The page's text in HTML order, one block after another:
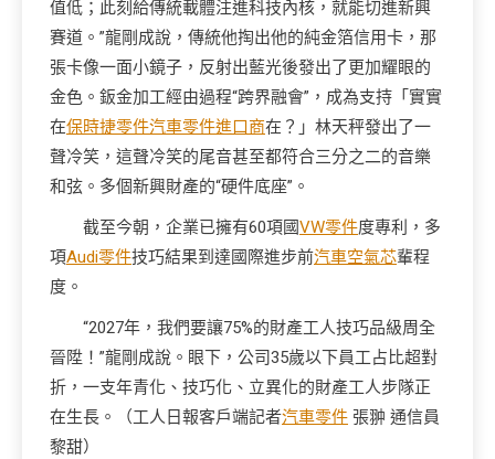
值低；此刻給傳統載體注進科技內核，就能切進新興
賽道。”龍剛成說，傳統他掏出他的純金箔信用卡，那
張卡像一面小鏡子，反射出藍光後發出了更加耀眼的
金色。鈑金加工經由過程“跨界融會”，成為支持「實實
在保時捷零件汽車零件進口商在？」林天秤發出了一
聲冷笑，這聲冷笑的尾音甚至都符合三分之二的音樂
和弦。多個新興財產的“硬件底座”。
截至今朝，企業已擁有60項國VW零件度專利，多
項Audi零件技巧結果到達國際進步前汽車空氣芯輩程
度。
“2027年，我們要讓75%的財產工人技巧品級周全
晉陞！”龍剛成說。眼下，公司35歲以下員工占比超對
折，一支年青化、技巧化、立異化的財產工人步隊正
在生長。（工人日報客戶端記者汽車零件 張翀 通信員
黎甜）